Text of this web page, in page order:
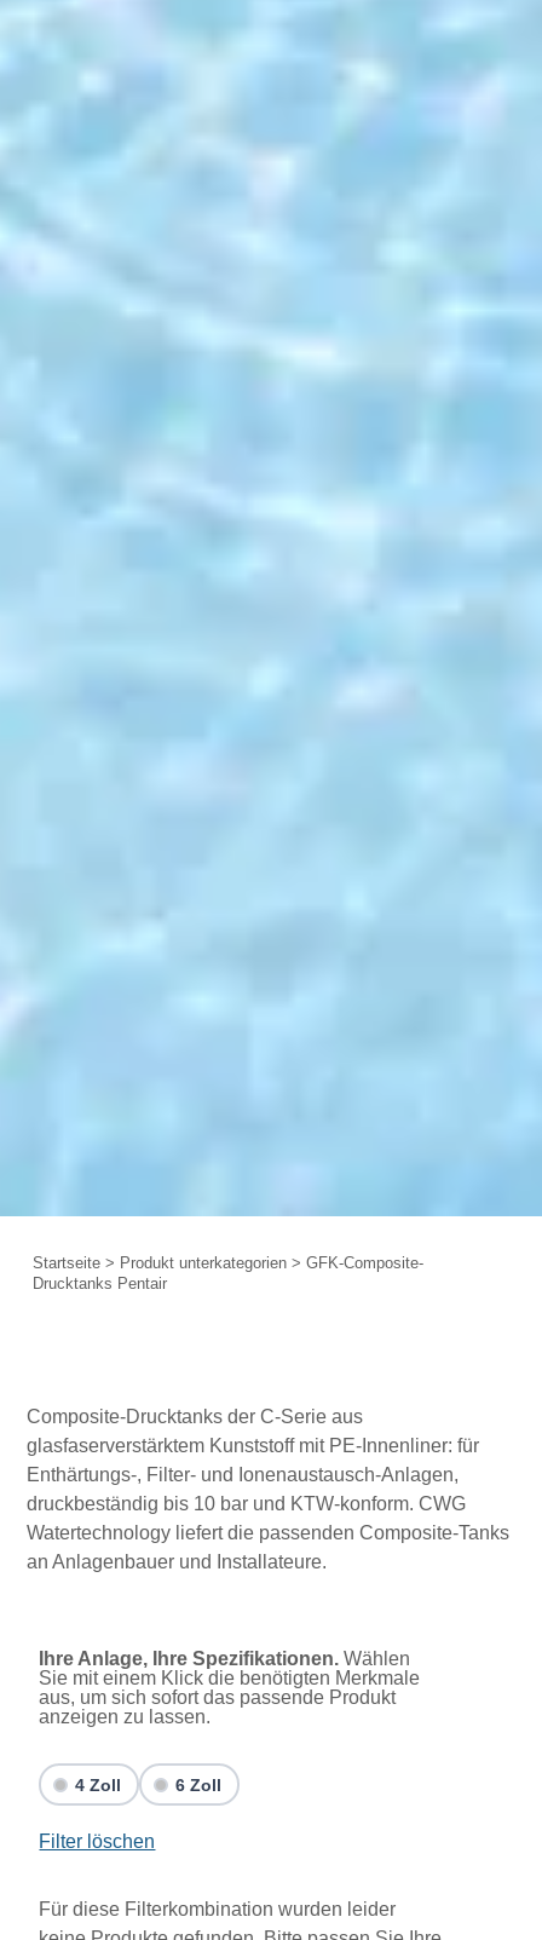
Startseite > Produkt unterkategorien >GFK-Composite-
Drucktanks Pentair
Composite-Drucktanks der C-Serie aus
glasfaserverstärktem Kunststoff mit PE-Innenliner: für
Enthärtungs-, Filter- und Ionenaustausch-Anlagen,
druckbeständig bis 10 bar und KTW-konform. CWG
Watertechnology liefert die passenden Composite-Tanks
an Anlagenbauer und Installateure.
Ihre Anlage, Ihre Spezifikationen. Wählen
Sie mit einem Klick die benötigten Merkmale
aus, um sich sofort das passende Produkt
anzeigen zu lassen.
4 Zoll 6 Zoll
Filter löschen
Für diese Filterkombination wurden leider